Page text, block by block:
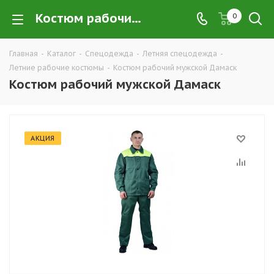
Костюм рабочий мужской Дамаск купить в Екатеринбурге по низким ценам оптом — интернет-магазин летних рабочих костюмов в розницу компании ТД УРАЛСИЗ 0
Главная - Каталог - Спецодежда - Летняя спецодежда -
Летние рабочие костюмы - Костюм рабочий мужской Дамаск
Костюм рабочий мужской Дамаск
АКЦИЯ